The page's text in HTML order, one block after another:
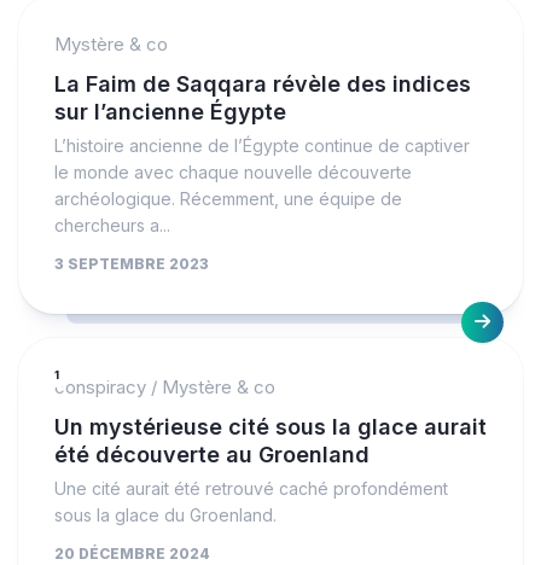
Mystère & co
La Faim de Saqqara révèle des indices
sur l’ancienne Égypte
L’histoire ancienne de l’Égypte continue de captiver
le monde avec chaque nouvelle découverte
archéologique. Récemment, une équipe de
chercheurs a...
3 SEPTEMBRE 2023
1
conspiracy / Mystère & co
Un mystérieuse cité sous la glace aurait
été découverte au Groenland
Une cité aurait été retrouvé caché profondément
sous la glace du Groenland.
20 DÉCEMBRE 2024